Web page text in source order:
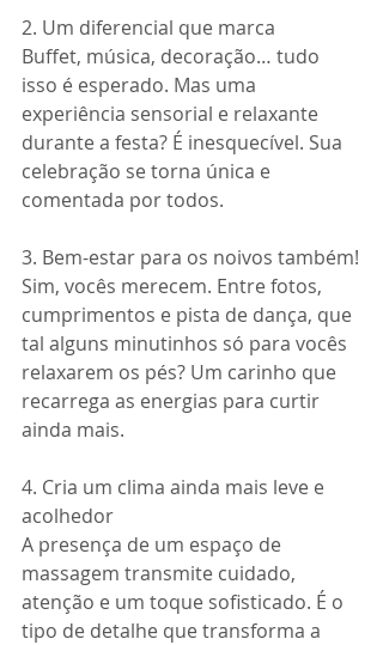
2. Um diferencial que marca
Buffet, música, decoração… tudo
isso é esperado. Mas uma
experiência sensorial e relaxante
durante a festa? É inesquecível. Sua
celebração se torna única e
comentada por todos.
3. Bem-estar para os noivos também!
Sim, vocês merecem. Entre fotos,
cumprimentos e pista de dança, que
tal alguns minutinhos só para vocês
relaxarem os pés? Um carinho que
recarrega as energias para curtir
ainda mais.
4. Cria um clima ainda mais leve e
acolhedor
A presença de um espaço de
massagem transmite cuidado,
atenção e um toque sofisticado. É o
tipo de detalhe que transforma a